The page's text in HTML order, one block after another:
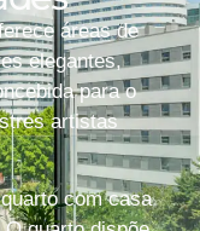
áreas de
elegantes,
para o
artistas
com casa